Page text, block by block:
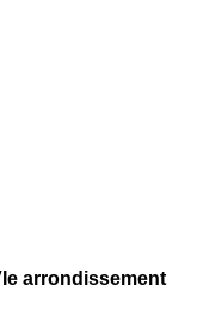
arrondissement